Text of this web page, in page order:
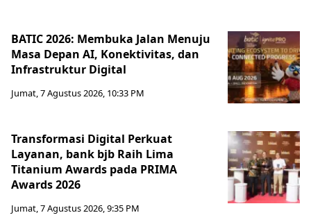
BATIC 2026: Membuka Jalan Menuju
Masa Depan AI, Konektivitas, dan
Infrastruktur Digital
Jumat, 7 Agustus 2026, 10:33 PM
Transformasi Digital Perkuat
Layanan, bank bjb Raih Lima
Titanium Awards pada PRIMA
Awards 2026
Jumat, 7 Agustus 2026, 9:35 PM